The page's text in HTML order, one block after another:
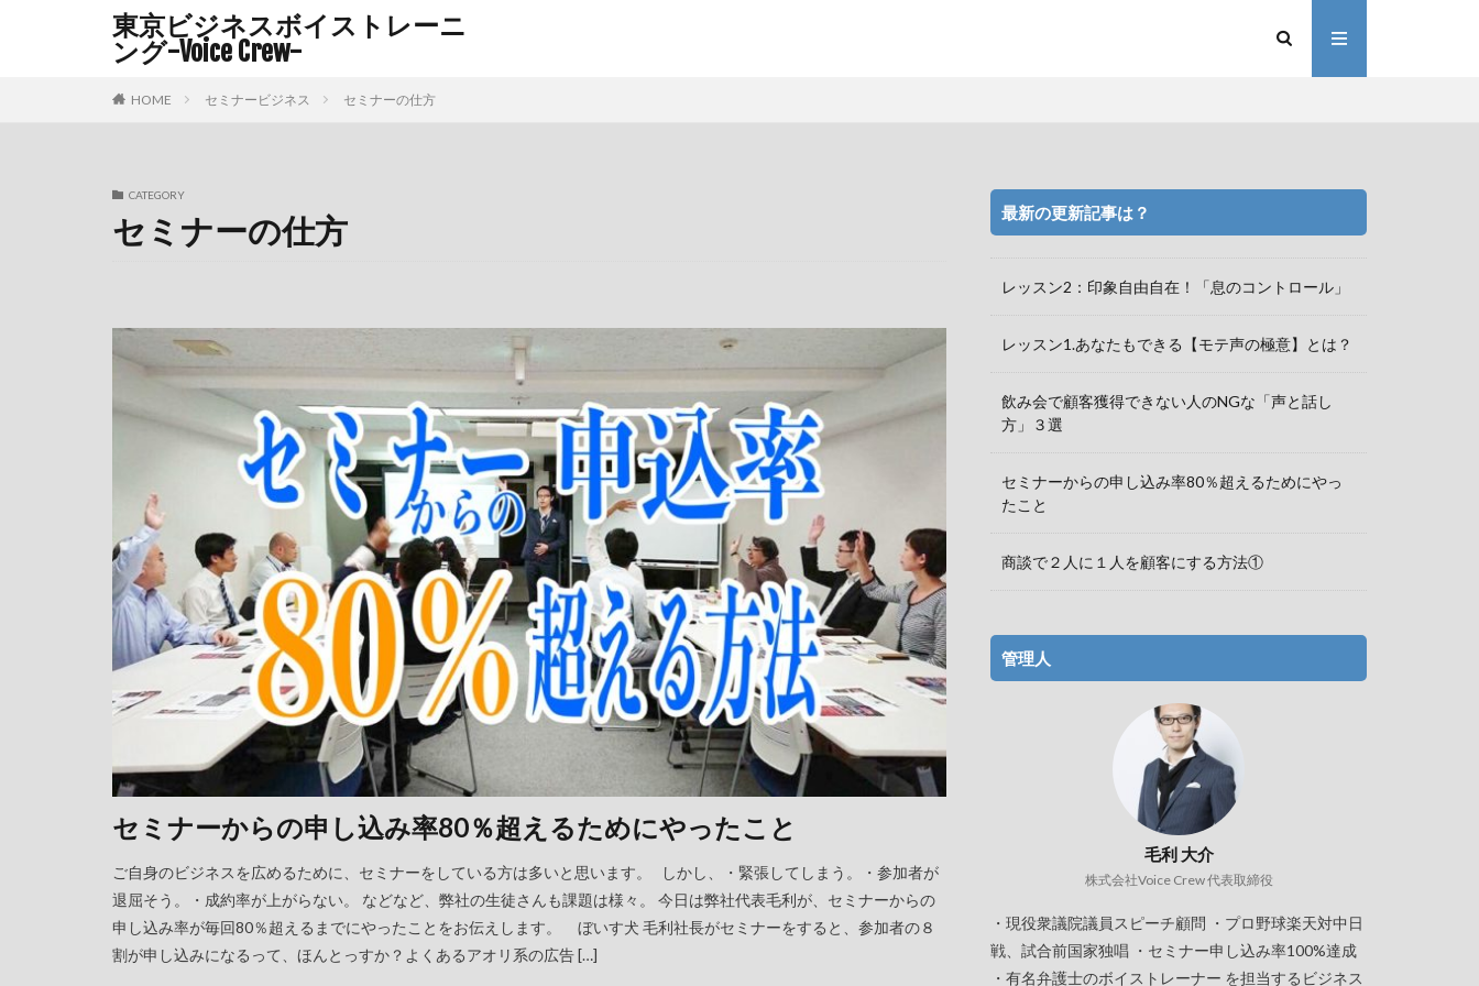
東京ビジネスボイストレーニ
ング-Voice Crew-
HOME セミナービジネス セミナーの仕方
CATEGORY
セミナーの仕方
セミナーからの申し込み率80％超えるためにやったこと
ご自身のビジネスを広めるために、セミナーをしている方は多いと思います。 しかし、・緊張してしまう。・参加者が
退屈そう。・成約率が上がらない。 などなど、弊社の生徒さんも課題は様々。 今日は弊社代表毛利が、セミナーからの
申し込み率が毎回80％超えるまでにやったことをお伝えします。 ぼいす犬 毛利社長がセミナーをすると、参加者の８
割が申し込みになるって、ほんとっすか？よくあるアオリ系の広告 […]
最新の更新記事は？
レッスン2：印象自由自在！「息のコントロール」
レッスン1.あなたもできる【モテ声の極意】とは？
飲み会で顧客獲得できない人のNGな「声と話し
方」３選
セミナーからの申し込み率80％超えるためにやっ
たこと
商談で２人に１人を顧客にする方法①
管理人
毛利 大介
株式会社Voice Crew 代表取締役
・現役衆議院議員スピーチ顧問 ・プロ野球楽天対中日
戦、試合前国家独唱 ・セミナー申し込み率100%達成
・有名弁護士のボイストレーナー を担当するビジネス